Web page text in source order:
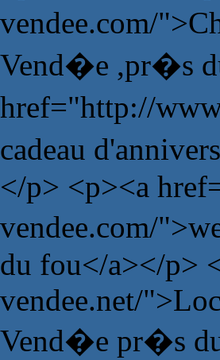
vendee.com/
Vend�e ,pr�s
href="http://
cadeau
</p> <p><a
vendee.com/
du fou</a></p>
vendee.net/
Vend�e pr�s